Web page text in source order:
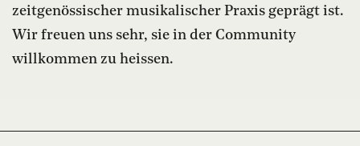
zeitgenössischer musikalischer Praxis geprägt ist.
Wir freuen uns sehr, sie in der Community
willkommen zu heissen.